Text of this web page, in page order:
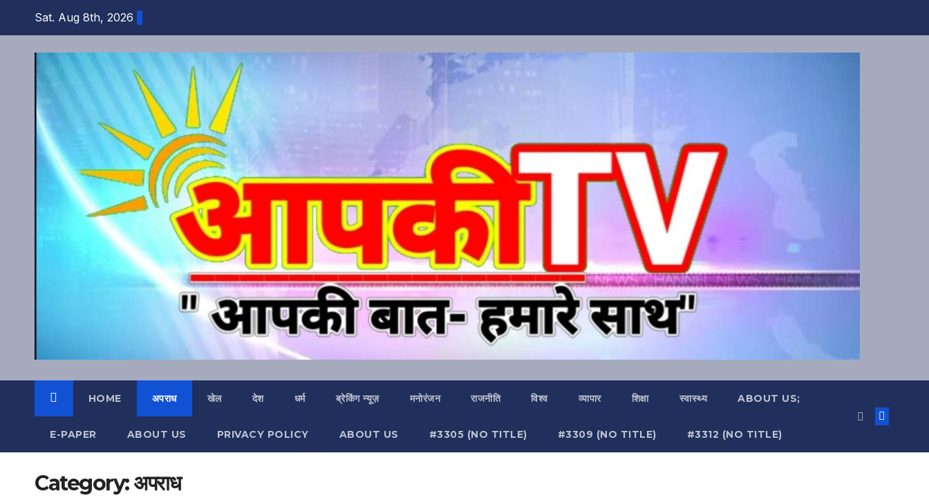
content
Sat. Aug 8th, 2026
HOME अपराध खेल देश धर्म ब्रेकिंग न्यूज़ मनोरंजन राजनीति विश्व व्यापार शिक्षा स्वास्थ्य ABOUT US;
E-PAPER ABOUT US PRIVACY POLICY ABOUT US #3305 (NO TITLE) #3309 (NO TITLE) #3312 (NO TITLE)
Category:अपराध